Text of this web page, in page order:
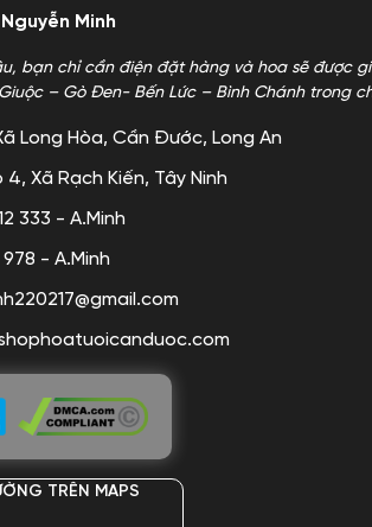
Minh
bạn chỉ cần điện đặt hàng và hoa sẽ được
– Gò Đen- Bến Lức – Bình Chánh trong
Long Hòa, Cần Đước, Long An
4, Xã Rạch Kiến, Tây Ninh
333 - A.Minh
- A.Minh
TRÊN MAPS